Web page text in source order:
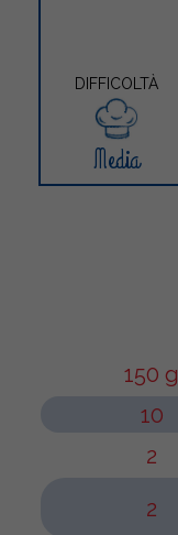
DIFFICOLTÀ
Media
150 g
10
2
2